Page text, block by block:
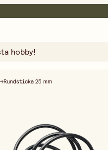
Rundsticka 25 mm